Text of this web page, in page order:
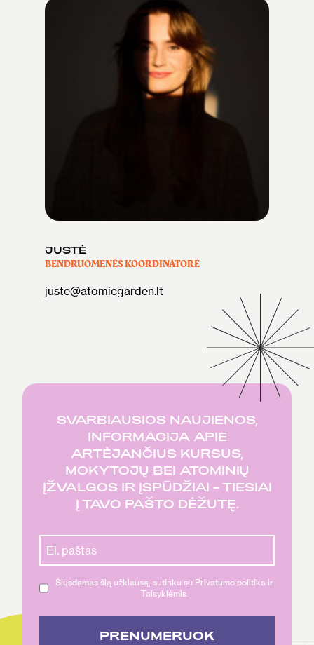
JUSTĖ
BENDRUOMENĖS KOORDINATORĖ
juste@atomicgarden.lt
SVARBIAUSIOS NAUJIENOS,
INFORMACIJA APIE
ARTĖJANČIUS KURSUS,
MOKYTOJŲ BEI ATOMINIŲ
ĮŽVALGOS IR ĮSPŪDŽIAI – TIESIAI
Į TAVO PAŠTO DĖŽUTĘ.
Siųsdamas šią užklausą, sutinku su Privatumo politika ir
Taisyklėmis.
PRENUMERUOK